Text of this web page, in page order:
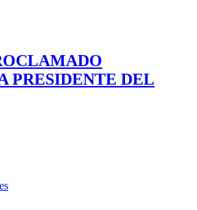
PRESIDENTE DEL